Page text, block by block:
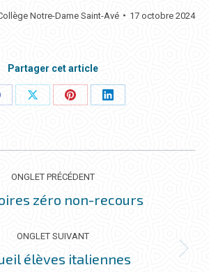
Notre-Dame Saint-Avé 17 octobre 2024
Partager cet article
PartagerPartagerPartager
ONGLET PRÉCÉDENT
Onglet
zéro non-recours
ONGLET SUIVANT
Onglet
élèves italiennes